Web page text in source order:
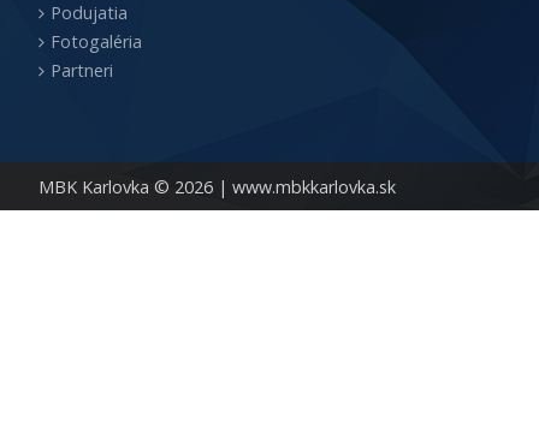
MBK Karlovka © 2026 | www.mbkkarlovka.sk
Podujatia
Fotogaléria
Partneri